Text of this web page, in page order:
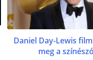
Daniel Day-Lewis
meg a